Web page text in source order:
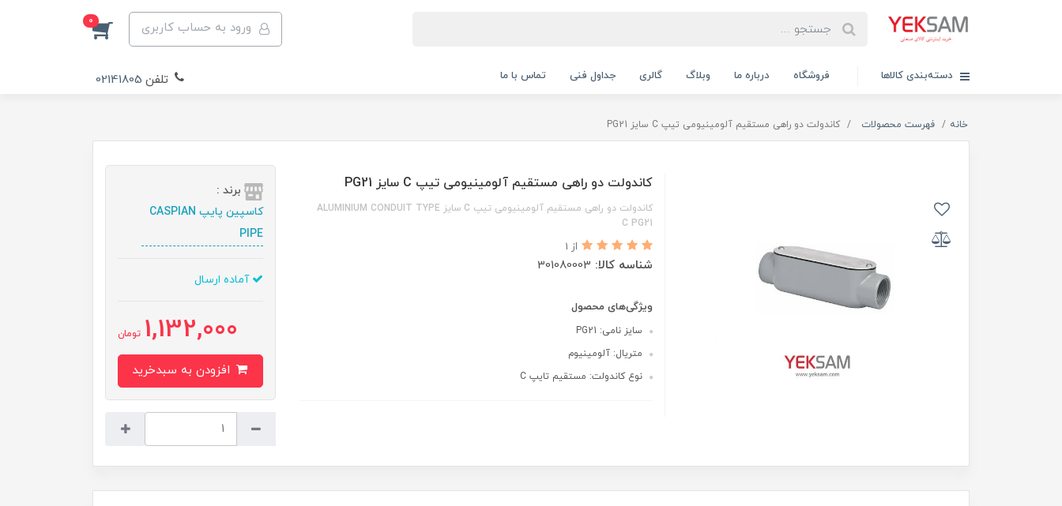
ورود به حساب کاربری 0
دسته‌بندی کالاها فروشگاه درباره ما وبلاگ گالری جداول فنی تماس با ما تلفن 02141805
خانه فهرست محصولات کاندولت دو راهی مستقیم آلومینیومی تیپ C سایز PG21
کاندولت دو راهی مستقیم آلومینیومی تیپ C سایز PG21
کاندولت دو راهی مستقیم آلومینیومی تیپ C سایز ALUMINIUM CONDUIT TYPE
C PG21
از 1
شناسه کالا: 301080003
ویژگی‌های محصول
سایز نامی: PG21
متریال: آلومینیوم
نوع کاندولت: مستقیم تایپ C
برند :
کاسپین پایپ CASPIAN
PIPE
آماده ارسال
1,132,000 تومان